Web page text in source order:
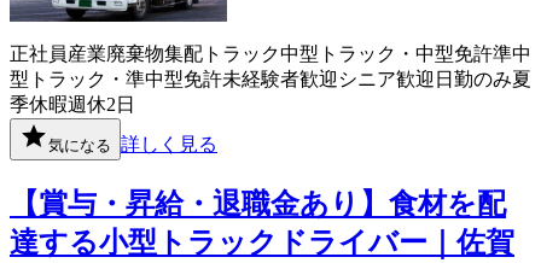
正社員産業廃棄物集配 トラック中型トラック・中型免許準中
型トラック・準中型免許未経験者歓迎 シニア歓迎 日勤のみ夏
季休暇週休2日
気になる 詳しく見る
【賞与・昇給・退職金あり】食材を配
達する小型トラックドライバー｜佐賀